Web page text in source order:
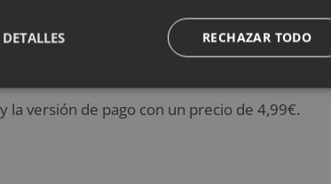
que te orientará a la hora de elegir
datos y métricas para que tu
la versión de pago con un precio de 4,99€.
RECHAZAR TODO